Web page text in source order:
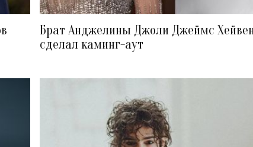
Брат Анджелины Джоли Джеймс
сделал каминг-аут